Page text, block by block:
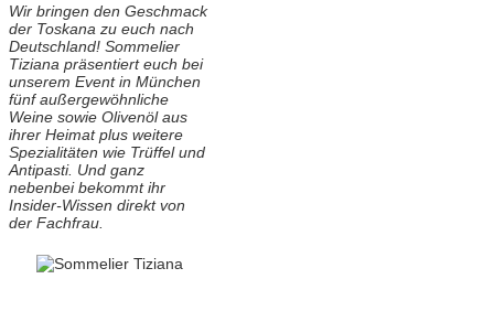
Wir bringen den Geschmack
der Toskana zu euch nach
Deutschland! Sommelier
Tiziana präsentiert euch bei
unserem Event in München
fünf außergewöhnliche
Weine sowie Olivenöl aus
ihrer Heimat plus weitere
Spezialitäten wie Trüffel und
Antipasti. Und ganz
nebenbei bekommt ihr
Insider-Wissen direkt von
der Fachfrau.